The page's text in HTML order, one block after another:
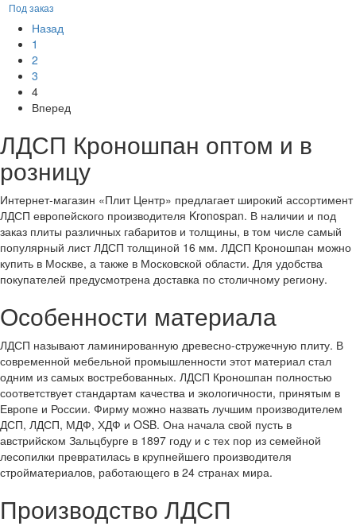
Под заказ
Назад
1
2
3
4
Вперед
ЛДСП Кроношпан оптом и в
розницу
Интернет-магазин «Плит Центр» предлагает широкий ассортимент
ЛДСП европейского производителя Kronospan. В наличии и под
заказ плиты различных габаритов и толщины, в том числе самый
популярный лист ЛДСП толщиной 16 мм. ЛДСП Кроношпан можно
купить в Москве, а также в Московской области. Для удобства
покупателей предусмотрена доставка по столичному региону.
Особенности материала
ЛДСП называют ламинированную древесно-стружечную плиту. В
современной мебельной промышленности этот материал стал
одним из самых востребованных. ЛДСП Кроношпан полностью
соответствует стандартам качества и экологичности, принятым в
Европе и России. Фирму можно назвать лучшим производителем
ДСП, ЛДСП, МДФ, ХДФ и OSB. Она начала свой пусть в
австрийском Зальцбурге в 1897 году и с тех пор из семейной
лесопилки превратилась в крупнейшего производителя
стройматериалов, работающего в 24 странах мира.
Производство ЛДСП